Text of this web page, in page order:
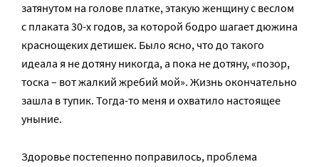
затянутом на голове платке, этакую женщину с веслом
с плаката 30-х годов, за которой бодро шагает дюжина
краснощеких детишек. Было ясно, что до такого
идеала я не дотяну никогда, а пока не дотяну, «позор,
тоска – вот жалкий жребий мой». Жизнь окончательно
зашла в тупик. Тогда-то меня и охватило настоящее
уныние.
Здоровье постепенно поправилось, проблема